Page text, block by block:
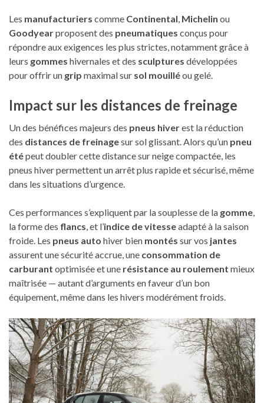
Les manufacturiers comme Continental Michelin ou
Goodyearproposent des pneumatiques conçus pour
répondre aux exigences les plus strictes, notamment grâce à
leurs gommes hivernales et des sculptures développées
pour offrir un grip maximal sur sol mouilléou gelé.
Impact sur les distances de freinage
Un des bénéfices majeurs des pneus hiverest la réduction
des distances de freinagesur sol glissant. Alors qu’un pneu
étépeut doubler cette distance sur neige compactée, les
pneus hiver permettent un arrêt plus rapide et sécurisé, même
dans les situations d’urgence.
Ces performances s’expliquent par la souplesse de la gomme
la forme des flancs , et l’indice de vitesseadapté à la saison
froide. Les pneus auto hiver bien montés sur vos jantes
assurent une sécurité accrue, une consommation de
carburant optimisée et une résistance au roulement mieux
maîtrisée — autant d’arguments en faveur d’un bon
équipement, même dans les hivers modérément froids.